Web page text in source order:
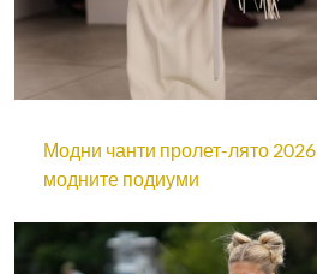
Модни чанти пролет-лято
модните подиуми